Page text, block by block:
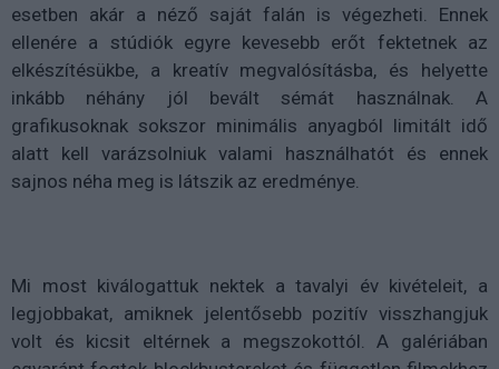
esetben akár a néző saját falán is végezheti. Ennek
ellenére a stúdiók egyre kevesebb erőt fektetnek az
elkészítésükbe, a kreatív megvalósításba, és helyette
inkább néhány jól bevált sémát használnak. A
grafikusoknak sokszor minimális anyagból limitált idő
alatt kell varázsolniuk valami használhatót és ennek
sajnos néha meg is látszik az eredménye.
Mi most kiválogattuk nektek a tavalyi év kivételeit, a
legjobbakat, amiknek jelentősebb pozitív visszhangjuk
volt és kicsit eltérnek a megszokottól. A galériában